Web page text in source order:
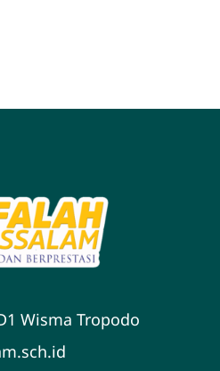
Wisma Tropodo